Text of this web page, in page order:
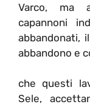
Varco, ma
capannoni
abbandonati,
abbandono e
che questi
Sele,